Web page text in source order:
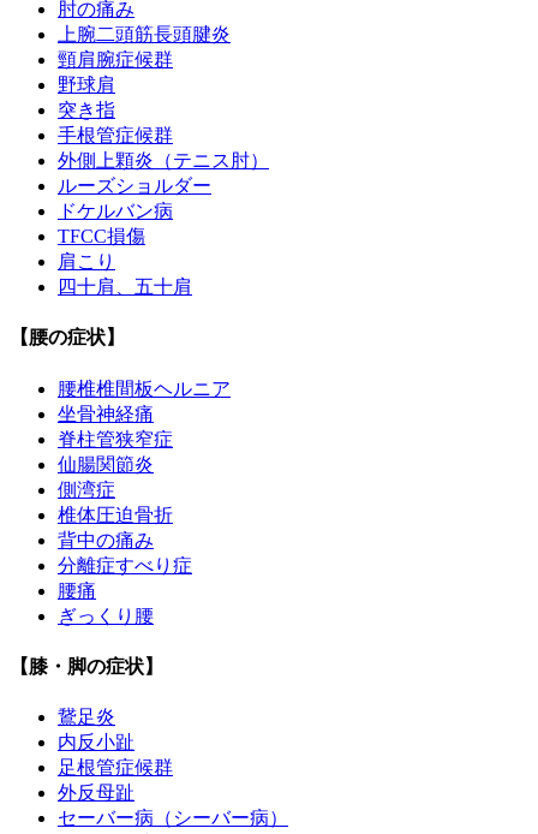
肘の痛み
上腕二頭筋長頭腱炎
頸肩腕症候群
野球肩
突き指
手根管症候群
外側上顆炎（テニス肘）
ルーズショルダー
ドケルバン病
TFCC損傷
肩こり
四十肩、五十肩
【腰の症状】
腰椎椎間板ヘルニア
坐骨神経痛
脊柱管狭窄症
仙腸関節炎
側湾症
椎体圧迫骨折
背中の痛み
分離症すべり症
腰痛
ぎっくり腰
【膝・脚の症状】
鵞足炎
内反小趾
足根管症候群
外反母趾
セーバー病（シーバー病）